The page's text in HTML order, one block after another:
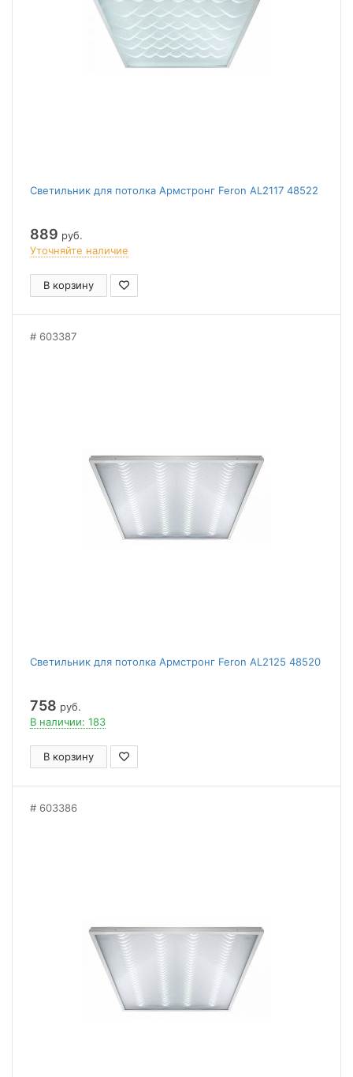
Светильник для потолка Армстронг Feron AL2117 48522
889 руб.
Уточняйте наличие
В корзину
603387
Светильник для потолка Армстронг Feron AL2125 48520
758 руб.
В наличии: 183
В корзину
603386